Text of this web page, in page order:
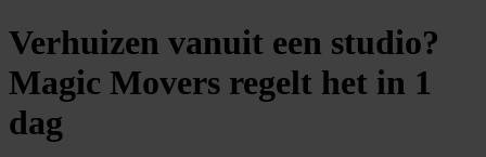
Verhuizen vanuit een studio?
Magic Movers regelt het in 1
dag